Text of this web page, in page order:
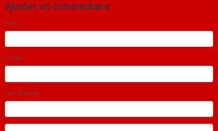
Ajouter un commentaire
Nom
E-mail
Site Internet